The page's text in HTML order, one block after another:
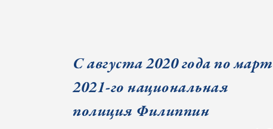
С августа 2020 года по март
2021-го национальная
полиция Филиппин